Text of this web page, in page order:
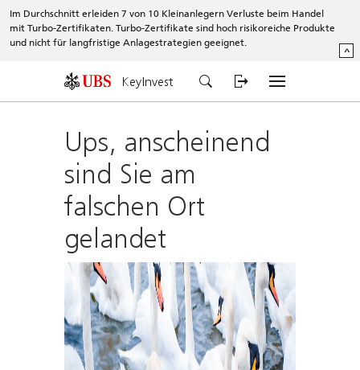
Im Durchschnitt erleiden 7 von 10 Kleinanlegern Verluste beim Handel
mit Turbo-Zertifikaten. Turbo-Zertifikate sind hoch risikoreiche Produkte
und nicht für langfristige Anlagestrategien geeignet.
^
KeyInvest
Ups, anscheinend
sind Sie am
falschen Ort
gelandet